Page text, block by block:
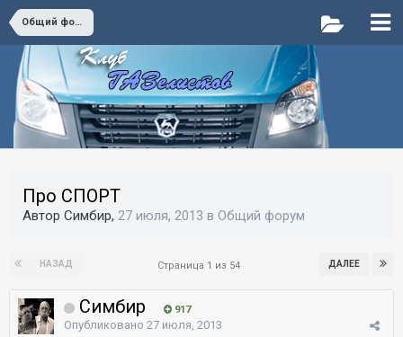
Общий форум
Про СПОРТ
Автор Симбир, 27 июля, 2013 в Общий форум
НАЗАД ДАЛЕЕ
Страница 1 из 54
Симбир 917
Опубликовано 27 июля, 2013